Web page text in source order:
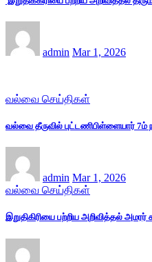
admin Mar 1, 2026
வல்வை செய்திகள்
வல்வை தீருவில் புட்டணிபிள்ளையார் 7ம்
admin Mar 1, 2026
வல்வை செய்திகள்
இறுதிகிரியை பற்றிய அறிவித்தல் அமரர்